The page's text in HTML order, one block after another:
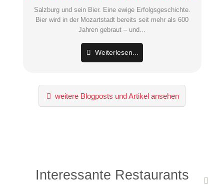
Salzburg und sein Bier. Eine ewige Erfolgsgeschichte.
Bier wird in der Mozartstadt bereits seit mehr als 600
Jahren gebraut – und...
Weiterlesen...
weitere Blogposts und Artikel ansehen
Interessante Restaurants